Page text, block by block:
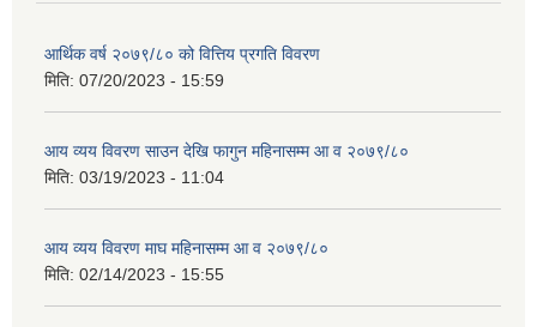
आर्थिक वर्ष २०७९/८० को वित्तिय प्रगति विवरण
मिति: 07/20/2023 - 15:59
आय व्यय विवरण साउन देखि फागुन महिनासम्म आ व २०७९/८०
मिति: 03/19/2023 - 11:04
आय व्यय विवरण माघ महिनासम्म आ व २०७९/८०
मिति: 02/14/2023 - 15:55